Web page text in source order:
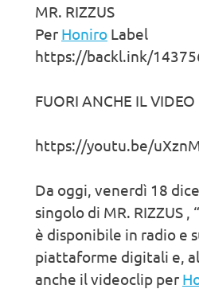
MR. RIZZUS
Per Honiro Label
https://backl.ink/
FUORI ANCHE IL VIDEO
https://youtu.be/
Da oggi, venerdì 18
singolo di MR. RIZZUS ,
è disponibile in radio e
piattaforme digitali e,
anche il videoclip per